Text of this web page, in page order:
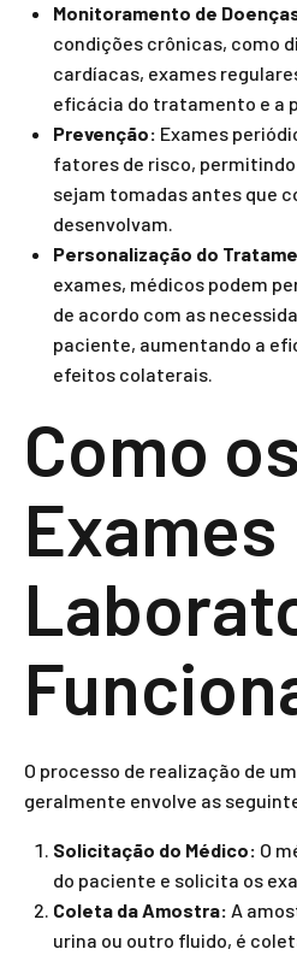
Monitoramento de
condições crônicas, como
cardíacas, exames
eficácia do tratamento e a
Prevenção: Exames
fatores de risco,
sejam tomadas antes que
desenvolvam.
Personalização do
exames, médicos podem
de acordo com as
paciente, aumentando a
efeitos colaterais.
Como os
Exames
O processo de realização de
geralmente envolve as
Solicitação do Médico: O
do paciente e solicita os
Coleta da Amostra: A
urina ou outro fluido, é